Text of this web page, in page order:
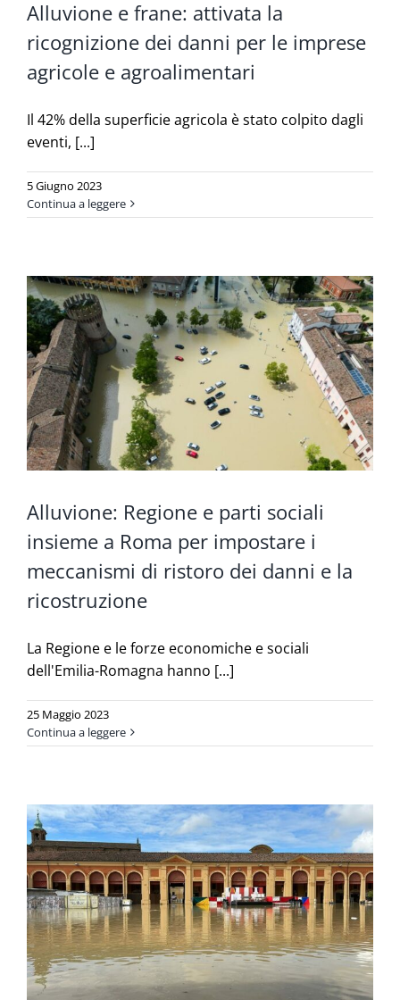
Alluvione e frane: attivata la
ricognizione dei danni per le imprese
agricole e agroalimentari
Il 42% della superficie agricola è stato colpito dagli
eventi, [...]
5 Giugno 2023
Continua a leggere
Alluvione: Regione e parti sociali
insieme a Roma per impostare i
meccanismi di ristoro dei danni e la
ricostruzione
La Regione e le forze economiche e sociali
dell'Emilia-Romagna hanno [...]
25 Maggio 2023
Continua a leggere